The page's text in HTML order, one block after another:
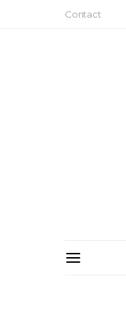
Contact